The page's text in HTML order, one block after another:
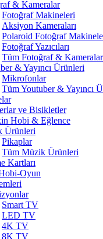
& Kameralar
Fotoğraf Makineleri
Aksiyon Kameraları
Polaroid Fotoğraf
Fotoğraf Yazıcıları
Tüm Fotoğraf & Kameralar
& Yayıncı Ürünleri
Mikrofonlar
Tüm Youtuber & Yayıncı
ve Bisikletler
Hobi & Eğlence
Ürünleri
Pikaplar
Tüm Müzik Ürünleri
Kartları
Oyun
Smart TV
LED TV
4K TV
8K TV